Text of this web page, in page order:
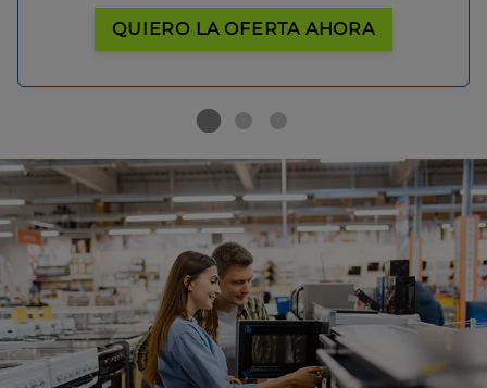
QUIERO LA OFERTA AHORA